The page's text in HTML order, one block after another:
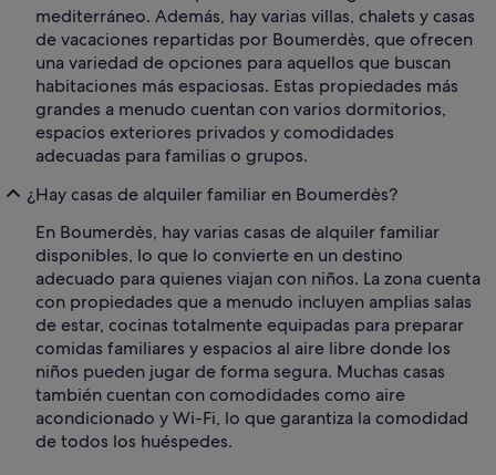
mediterráneo. Además, hay varias villas, chalets y casas
de vacaciones repartidas por Boumerdès, que ofrecen
una variedad de opciones para aquellos que buscan
habitaciones más espaciosas. Estas propiedades más
grandes a menudo cuentan con varios dormitorios,
espacios exteriores privados y comodidades
adecuadas para familias o grupos.
¿Hay casas de alquiler familiar en Boumerdès?
En Boumerdès, hay varias casas de alquiler familiar
disponibles, lo que lo convierte en un destino
adecuado para quienes viajan con niños. La zona cuenta
con propiedades que a menudo incluyen amplias salas
de estar, cocinas totalmente equipadas para preparar
comidas familiares y espacios al aire libre donde los
niños pueden jugar de forma segura. Muchas casas
también cuentan con comodidades como aire
acondicionado y Wi-Fi, lo que garantiza la comodidad
de todos los huéspedes.